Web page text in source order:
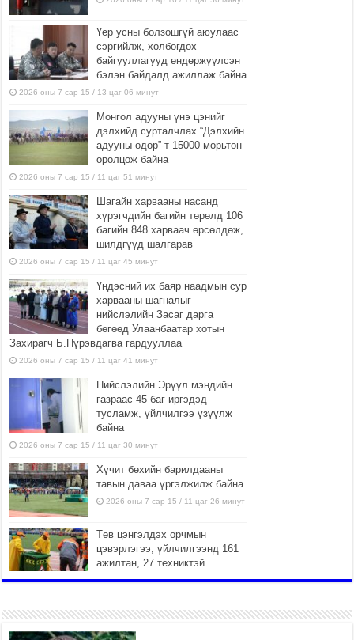
Үер усны болзошгүй аюулаас
сэргийлж, холбогдох
байгууллагууд өндөржүүлсэн
бэлэн байдалд ажиллаж байна
2026 оны 7 сар 15 / 13 цаг 06 минут
Монгол адууны үнэ цэнийг
дэлхийд сурталчлах “Дэлхийн
адууны өдөр”-т 15000 морьтон
оролцож байна
2026 оны 7 сар 15 / 11 цаг 51 минут
Шагайн харвааны насанд
хүрэгчдийн багийн төрөлд 106
багийн 848 харваач өрсөлдөж,
шилдгүүд шалгарав
2026 оны 7 сар 15 / 11 цаг 45 минут
Үндэсний их баяр наадмын сур
харвааны шагналыг
нийслэлийн Засаг дарга
бөгөөд Улаанбаатар хотын
Захирагч Б.Пүрэвдагва гардууллаа
2026 оны 7 сар 15 / 11 цаг 41 минут
Нийслэлийн Эрүүл мэндийн
газраас 45 баг иргэдэд
тусламж, үйлчилгээ үзүүлж
байна
2026 оны 7 сар 15 / 11 цаг 30 минут
Хүчит бөхийн барилдааны
тавын даваа үргэлжилж байна
2026 оны 7 сар 15 / 11 цаг 26 минут
Төв цэнгэлдэх орчмын
цэвэрлэгээ, үйлчилгээнд 161
ажилтан, 27 техниктэй
ажиллаж байна
Наадмын амралтын өдрүүдэд
нийслэлийн эрүүл мэндийн